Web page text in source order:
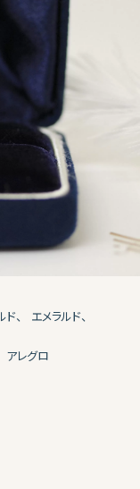
、
エメラルド、
アレグロ